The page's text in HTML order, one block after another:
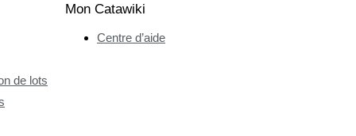
de lots
Mon Catawiki
Centre d’aide